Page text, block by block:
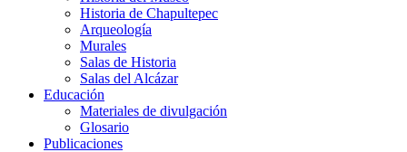
Historia de Chapultepec
Arqueología
Murales
Salas de Historia
Salas del Alcázar
Educación
Materiales de divulgación
Glosario
Publicaciones